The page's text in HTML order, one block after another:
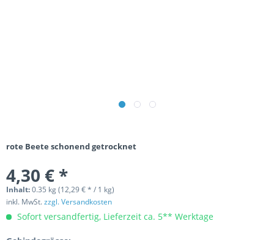
rote Beete schonend getrocknet
4,30 € *
Inhalt:0.35 kg (12,29 € * / 1 kg)
inkl. MwSt.zzgl. Versandkosten
Sofort versandfertig, Lieferzeit ca. 5** Werktage